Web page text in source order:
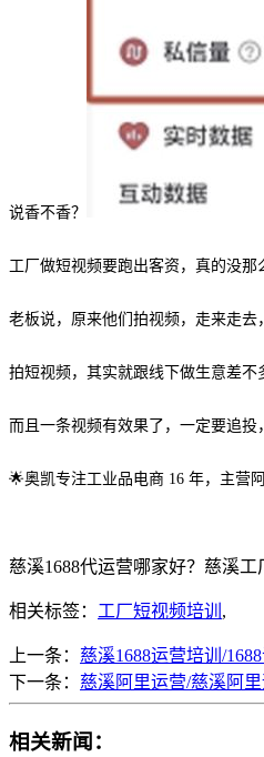
说香不香？
工厂做短视频要跑出客资，真的没
老板说，原来他们拍视频，走来走去
拍短视频，其实就跟线下做生意差不
而且一条视频有效果了，一定要追
🌟奥凯专注工业品电商 16 年，主营
慈溪1688代运营哪家好？慈溪
相关标签： 工厂短视频培训 ,
上一条： 慈溪1688运营培训/
下一条： 慈溪阿里运营/慈溪阿
相关新闻：